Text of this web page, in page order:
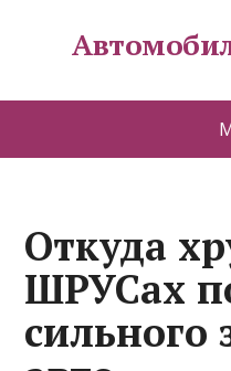
Откуда
ШРУСах
сильного